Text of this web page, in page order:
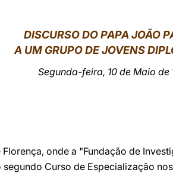
DISCURSO DO PAPA JOÃO
A UM GRUPO DE JOVENS
Segunda-feira, 10 de Maio de
onde a "Fundação de
Curso de Especialização